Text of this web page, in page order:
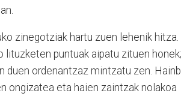
zinegotziak hartu zuen lehenik hitza.
lituzketen puntuak aipatu zituen honek;
duen ordenantzaz mintzatu zen.
ongizatea eta haien zaintzak nolakoa